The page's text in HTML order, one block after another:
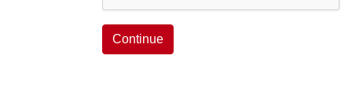
Continue